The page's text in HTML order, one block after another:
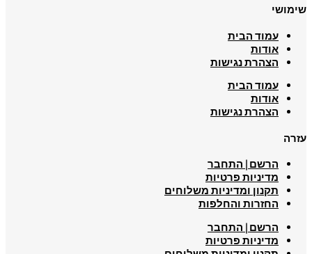
שימושי
עמוד הבית
אודות
הצהרת נגישות
עמוד הבית
אודות
הצהרת נגישות
עזרה
הרשם | התחבר
מדיניות פרטיות
תקנון ומדיניות משלוחים
החזרות והחלפות
הרשם | התחבר
מדיניות פרטיות